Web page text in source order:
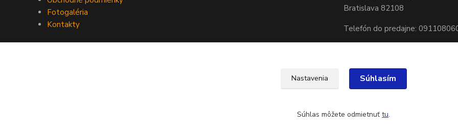
Fotogaléria
Kontakty
Bratislava 82108
Telefón do predajne:
Nastavenia Súhlasím
Súhlas môžete odmietnuť tu.